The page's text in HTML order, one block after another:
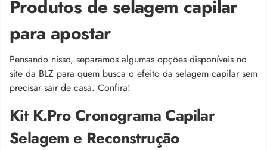
Produtos de selagem capilar
para apostar
Pensando nisso, separamos algumas opções disponíveis no
site da BLZ para quem busca o efeito da selagem capilar sem
precisar sair de casa. Confira!
Kit K.Pro Cronograma Capilar
Selagem e Reconstrução